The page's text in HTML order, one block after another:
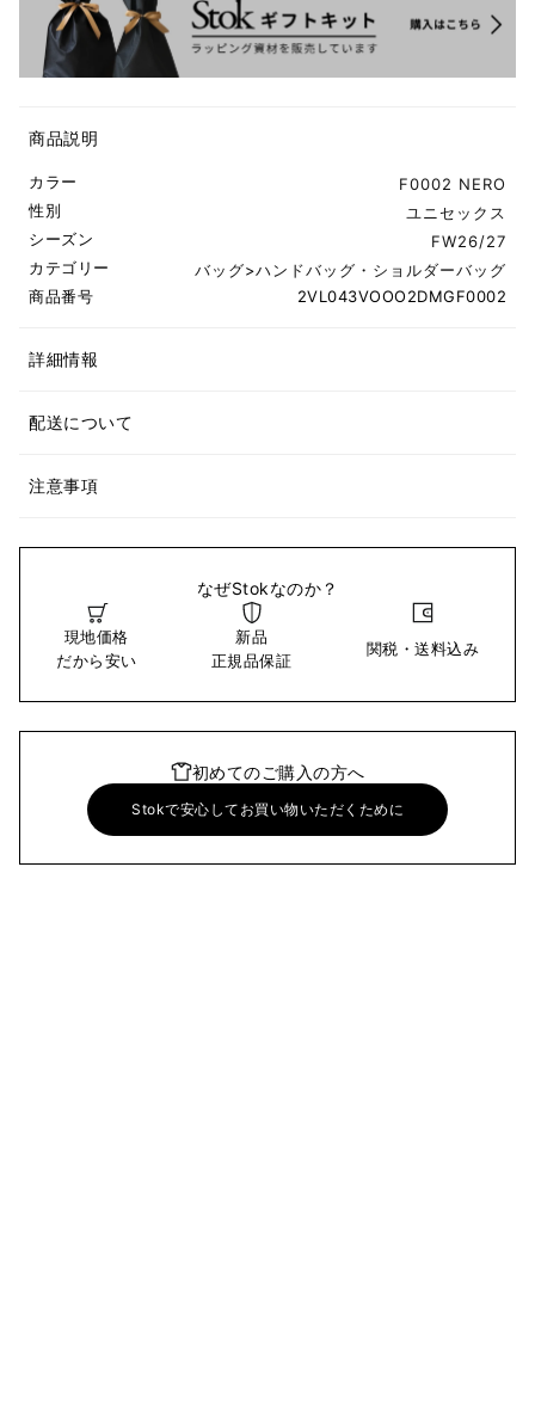
商品説明
カラー
F0002 NERO
性別
ユニセックス
シーズン
FW26/27
カテゴリー
バッグ>ハンドバッグ・ショルダーバッグ
商品番号
2VL043VOOO2DMGF0002
詳細情報
配送について
注意事項
なぜStokなのか？
現地価格
だから安い
新品
正規品保証
関税・送料込み
初めてのご購入の方へ
Stokで安心してお買い物いただくために